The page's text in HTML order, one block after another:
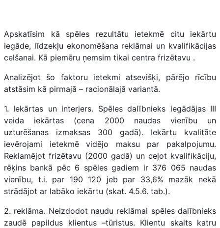
Apskatīsim kā spēles rezultātu ietekmē citu iekārtu
iegāde, līdzekļu ekonomēšana reklāmai un kvalifikācijas
celšanai. Kā piemēru ņemsim tikai centra frizētavu .
Analizējot šo faktoru ietekmi atsevišķi, pārējo rīcību
atstāsim kā pirmajā – racionālajā variantā.
1. Iekārtas un interjers. Spēles dalībnieks iegādājas III
veida iekārtas (cena 2000 naudas vienību un
uzturēšanas izmaksas 300 gadā). Iekārtu kvalitāte
ievērojami ietekmē vidējo maksu par pakalpojumu.
Reklamējot frizētavu (2000 gadā) un ceļot kvalifikāciju,
rēķins bankā pēc 6 spēles gadiem ir 376 065 naudas
vienību, t.i. par 190 120 jeb par 33,6% mazāk nekā
strādājot ar labāko iekārtu (skat. 4.5.6. tab.).
2. reklāma. Neizdodot naudu reklāmai spēles dalībnieks
zaudē papildus klientus –tūristus. Klientu skaits katru